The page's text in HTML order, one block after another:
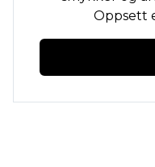
Oppsett